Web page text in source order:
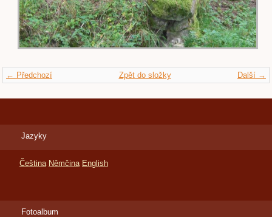
← Předchozí Další →
Zpět do složky
Jazyky
Čeština Němčina English
Fotoalbum